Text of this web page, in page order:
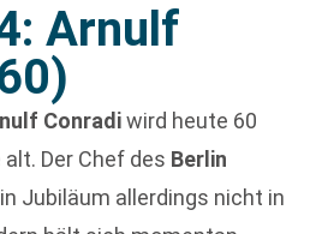
Arnulf
Conradiwird heute 60
alt. Der Chef des Berlin
Jubiläum allerdings nicht in